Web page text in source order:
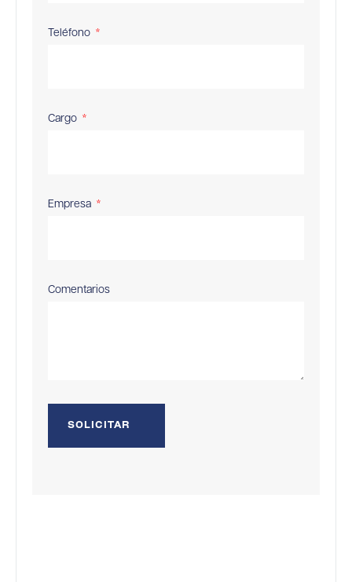
Teléfono
Cargo
Empresa
Comentarios
SOLICITAR